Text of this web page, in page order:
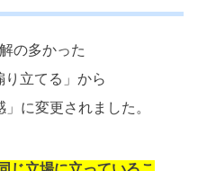
の多かった
り立てる」から
に変更されました。